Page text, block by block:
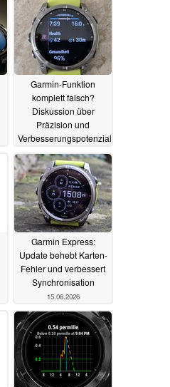
Garmin-Funktion
komplett falsch?
Diskussion über
Präzision und
Verbesserungspotenziale
21.06.2026
Garmin Express:
Update behebt Karten-
Fehler und verbessert
Synchronisation
15.06.2026